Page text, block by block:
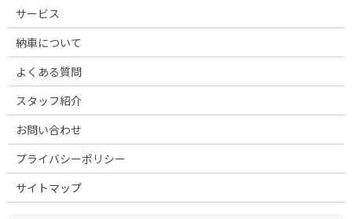
サービス
納車について
よくある質問
スタッフ紹介
お問い合わせ
プライバシーポリシー
サイトマップ